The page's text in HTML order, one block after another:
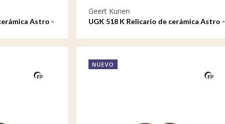
Astro -
Geert Kunen
UGK 518 K Relicario de cerámica Astro -
NUEVO